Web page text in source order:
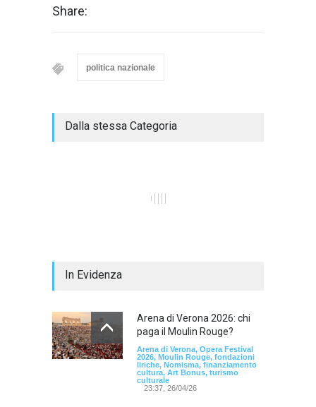
Share:
politica nazionale
Dalla stessa Categoria
In Evidenza
Arena di Verona 2026: chi
paga il Moulin Rouge?
Arena di Verona, Opera Festival
2026, Moulin Rouge, fondazioni
liriche, Nomisma, finanziamento
cultura, Art Bonus, turismo
culturale
23:37, 26/04/26